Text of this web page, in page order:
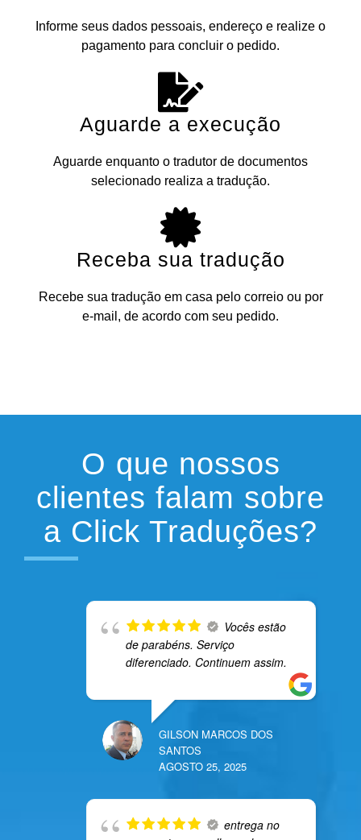
Informe seus dados pessoais, endereço e realize o
pagamento para concluir o pedido.
Aguarde a execução
Aguarde enquanto o tradutor de documentos
selecionado realiza a tradução.
Receba sua tradução
Recebe sua tradução em casa pelo correio ou por
e-mail, de acordo com seu pedido.
O que nossos
clientes falam sobre
a Click Traduções?
Vocês estão
de parabéns. Serviço
diferenciado. Continuem assim.
GILSON MARCOS DOS
SANTOS
AGOSTO 25, 2025
entrega no